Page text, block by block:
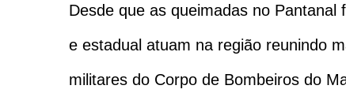
Desde que as queimadas no
e estadual atuam na região reunindo
militares do Corpo de Bombeiros do